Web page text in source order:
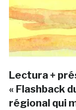
Lectura +
« Flashback
régional qui